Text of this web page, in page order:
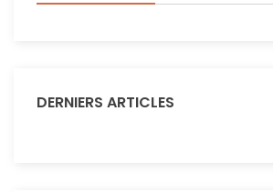
DERNIERS ARTICLES